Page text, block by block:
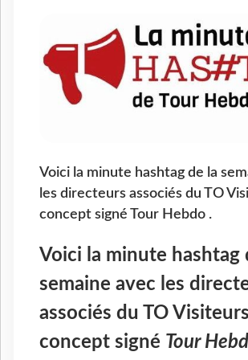
Voici la minute hashtag de la
les directeurs associés du TO
concept signé Tour Hebdo .
Voici la minute hashtag
semaine avec les
associés du TO
concept signé Tour